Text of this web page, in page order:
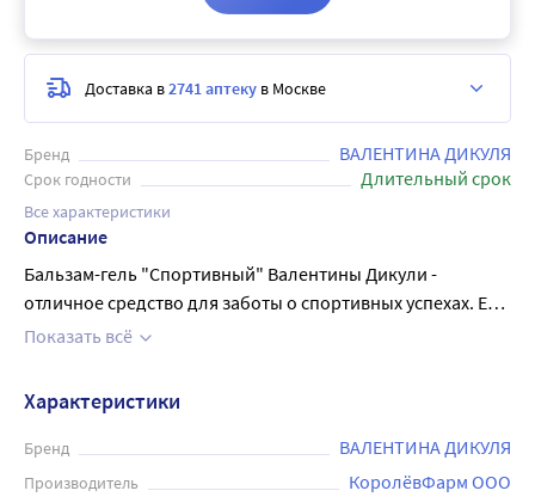
Бренд ВАЛЕНТИНА ДИКУЛЯ
Срок годности Длительный срок
Все характеристики
Описание
Бальзам-гель "Спортивный" Валентины Дикули -
отличное средство для заботы о спортивных успехах. Его
уникальная формула содержит множество активных
уход за мышцами, суставами и кожей. Благодаря своему
составу бальзам-гель обладает сильным защитным и
восстанавливающим действием. Он уменьшает отечность
и болезненные ощущения, способствует восстановлению
Показать всё
Доставка в2741 аптеку в Москве
Характеристики
Бренд ВАЛЕНТИНА ДИКУЛЯ
Производитель КоролёвФарм ООО